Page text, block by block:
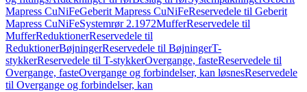
Mapress CuNiFeGeberit Mapress CuNiFeReservedele til Geberit
Mapress CuNiFeSystemrør 2.1972MufferReservedele til
MufferReduktionerReservedele til
ReduktionerBøjningerReservedele til BøjningerT-
stykkerReservedele til T-stykkerOvergange, fasteReservedele til
Overgange, fasteOvergange og forbindelser, kan løsnesReservedele
til Overgange og forbindelser, kan